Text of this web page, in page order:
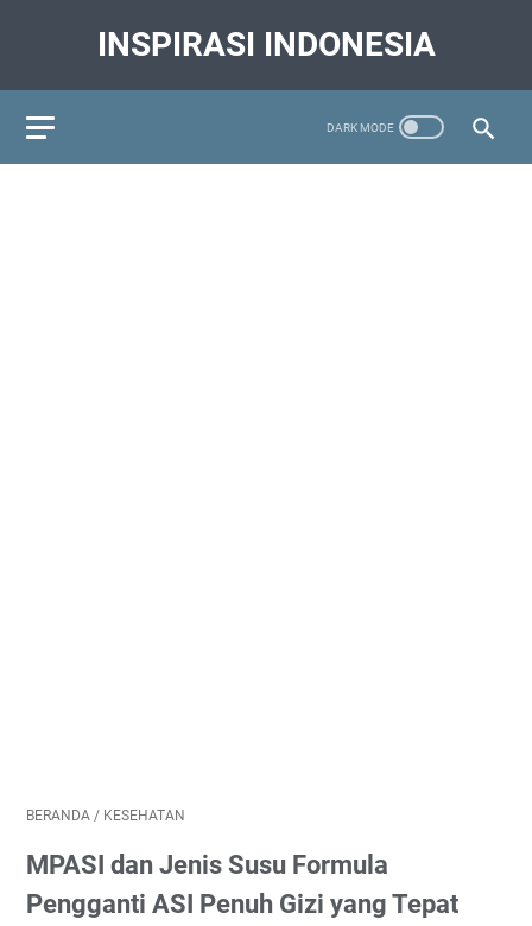
INSPIRASI INDONESIA
BERANDA / KESEHATAN
MPASI dan Jenis Susu Formula
Pengganti ASI Penuh Gizi yang Tepat